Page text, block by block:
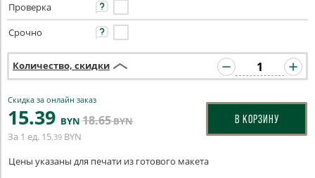
Проверка
Срочно
Количество, скидки
Скидка за онлайн заказ
15.39 BYN 18.65BYN
За 1 ед. 15.39 BYN
В КОРЗИНУ
Цены указаны для печати из готового макета